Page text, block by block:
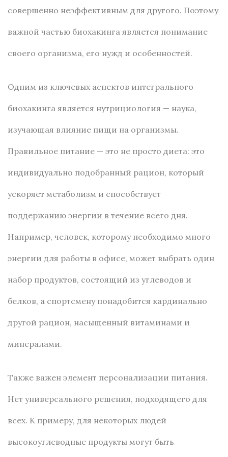
совершенно неэффективным для другого. Поэтому
важной частью биохакинга является понимание
своего организма, его нужд и особенностей.
Одним из ключевых аспектов интегрального
биохакинга является нутрициология — наука,
изучающая влияние пищи на организмы.
Правильное питание — это не просто диета: это
индивидуально подобранный рацион, который
ускоряет метаболизм и способствует
поддержанию энергии в течение всего дня.
Например, человек, которому необходимо много
энергии для работы в офисе, может выбрать один
набор продуктов, состоящий из углеводов и
белков, а спортсмену понадобится кардинально
другой рацион, насыщенный витаминами и
минералами.
Также важен элемент персонализации питания.
Нет универсального решения, подходящего для
всех. К примеру, для некоторых людей
высокоуглеводные продукты могут быть